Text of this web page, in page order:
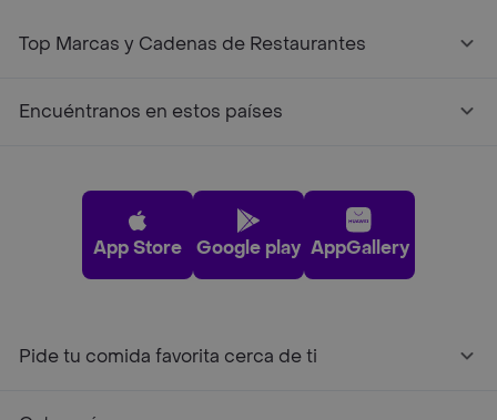
Top Marcas y Cadenas de Restaurantes
Encuéntranos en estos países
App Store Google play AppGallery
Pide tu comida favorita cerca de ti